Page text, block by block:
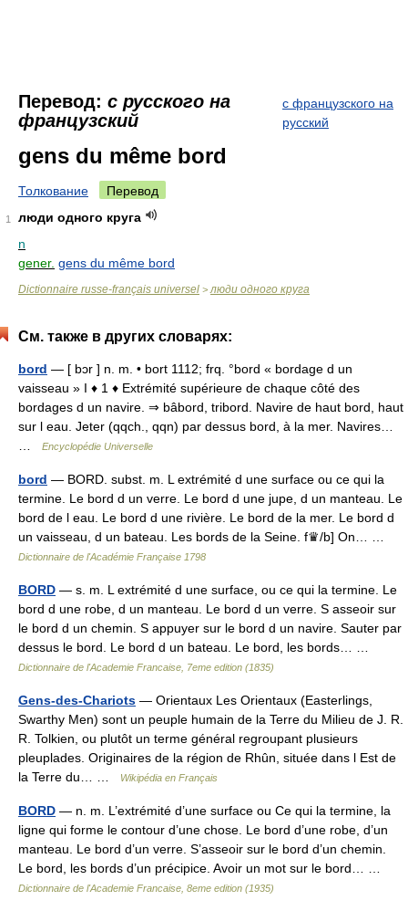
Перевод: с русского на
французский
с французского на
русский
gens du même bord
Толкование Перевод
1
люди одного круга
n
gener. gens du même bord
Dictionnaire russe-français universel > люди одного круга
См. также в других словарях:
bord — [ bɔr ] n. m. • bort 1112; frq. °bord « bordage d un
vaisseau » I ♦ 1 ♦ Extrémité supérieure de chaque côté des
bordages d un navire. ⇒ bâbord, tribord. Navire de haut bord, haut
sur l eau. Jeter (qqch., qqn) par dessus bord, à la mer. Navires…
Encyclopédie Universelle
bord — BORD. subst. m. L extrémité d une surface ou ce qui la
termine. Le bord d un verre. Le bord d une jupe, d un manteau. Le
bord de l eau. Le bord d une rivière. Le bord de la mer. Le bord d
un vaisseau, d un bateau. Les bords de la Seine. f♛/b] On… …
Dictionnaire de l'Académie Française 1798
BORD — s. m. L extrémité d une surface, ou ce qui la termine. Le
bord d une robe, d un manteau. Le bord d un verre. S asseoir sur
le bord d un chemin. S appuyer sur le bord d un navire. Sauter par
dessus le bord. Le bord d un bateau. Le bord, les bords… …
Dictionnaire de l'Academie Francaise, 7eme edition (1835)
Gens-des-Chariots — Orientaux Les Orientaux (Easterlings,
Swarthy Men) sont un peuple humain de la Terre du Milieu de J. R.
R. Tolkien, ou plutôt un terme général regroupant plusieurs
pleuplades. Originaires de la région de Rhûn, située dans l Est de
la Terre du… …
Wikipédia en Français
BORD — n. m. L’extrémité d’une surface ou Ce qui la termine, la
ligne qui forme le contour d’une chose. Le bord d’une robe, d’un
manteau. Le bord d’un verre. S’asseoir sur le bord d’un chemin.
Le bord, les bords d’un précipice. Avoir un mot sur le bord… …
Dictionnaire de l'Academie Francaise, 8eme edition (1935)